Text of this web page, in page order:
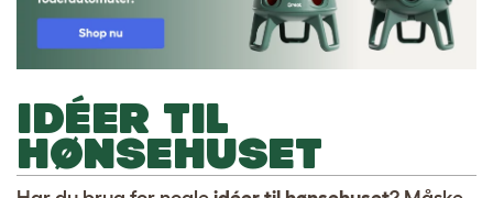
IDÉER TIL
HØNSEHUSET